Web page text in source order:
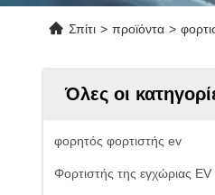
Σπίτι > προϊόντα >
Όλες οι
φορητός φορτιστής ev
Φορτιστής της εγχώριας EV